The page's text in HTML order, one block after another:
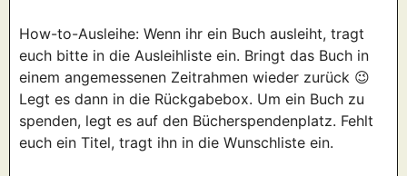
How-to-Ausleihe: Wenn ihr ein Buch ausleiht, tragt
euch bitte in die Ausleihliste ein. Bringt das Buch in
einem angemessenen Zeitrahmen wieder zurück 😉
Legt es dann in die Rückgabebox. Um ein Buch zu
spenden, legt es auf den Bücherspendenplatz. Fehlt
euch ein Titel, tragt ihn in die Wunschliste ein.